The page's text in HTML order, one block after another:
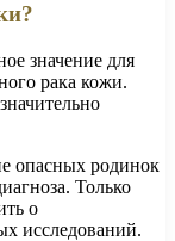
значение для
рака кожи.
опасных родинок
Только
о
исследований.